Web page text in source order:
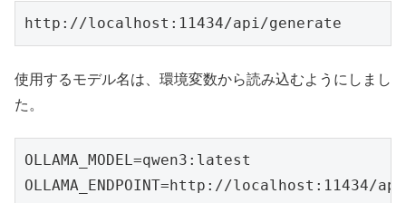
http://localhost:11434/api/generate
使用するモデル名は、環境変数から読み込むようにしまし
た。
OLLAMA_MODEL=qwen3:latest
OLLAMA_ENDPOINT=http://localhost:11434/